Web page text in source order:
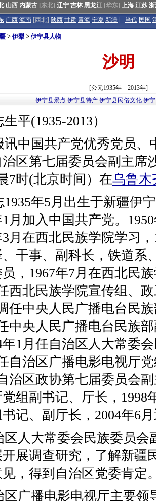
山西 内蒙古 [东北] 辽宁 吉林 黑龙江 [华东] 上海 江苏
广西 海南 [西北] 陕西 甘肃 青海 宁夏 新疆 当代 民国
> 伊犁 > 伊宁县人物
沙明
[公元1935年－2013年]
伊宁县景点 伊宁县特产 伊宁县民俗文化 伊
平(1935-2013）
讯中国共产党优秀党员
区第七届委员会副主席
7时(北京时间）在乌鲁木
年5月出生于新疆伊
月加入中国共产党。
3月在西北民族学院学习
干事、副科长，铁道系
，1967年7月在西北民
西北民族学院宣传组、
任中央人民广播电台民
中央人民广播电台民族
年1月任自治区人大常委
自治区广播电影电视厅
治区政协第七届委员会
组副书记、厅长，1998
记、副厅长，2004年6
区人大常委会民族委员会
展调查研究，了解新疆
，得到自治区党委肯定
区广播电影电视厅主要领